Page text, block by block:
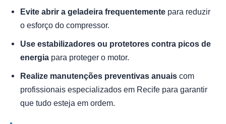
Evite abrir a geladeira frequentemente para reduzir
o esforço do compressor.
Use estabilizadores ou protetores contra picos de
energia para proteger o motor.
Realize manutenções preventivas anuais com
profissionais especializados em Recife para garantir
que tudo esteja em ordem.